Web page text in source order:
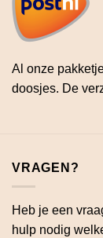
Al onze
doosjes. De
VRAGEN?
Heb je een
hulp nodig